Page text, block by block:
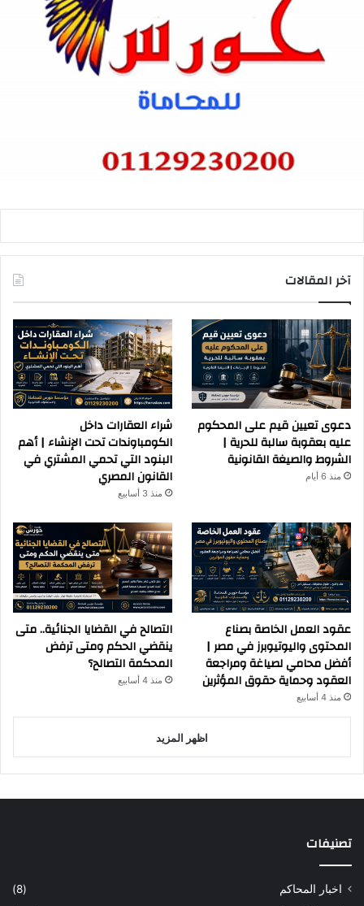
آخر المقالات
دعوى تعيين قيم على المحكوم
عليه بعقوبة سالبة للحرية |
الشروط والصيغة القانونية
منذ 6 أيام
شراء العقارات داخل
الكومباوندات تحت الإنشاء | أهم
البنود التي تحمي المشتري في
القانون المصري
منذ 3 أسابيع
عقود العمل الخاصة بصناع
المحتوى واليوتيوبرز في مصر |
أفضل محامي لصياغة ومراجعة
العقود وحماية حقوق المؤثرين
منذ 4 أسابيع
التصالح في القضايا الجنائية.. متى
ينقضي الحكم ومتى ترفض
المحكمة التصالح؟
منذ 4 أسابيع
اظهر المزيد
تصنيفات
اخبار المحاكم
(8)